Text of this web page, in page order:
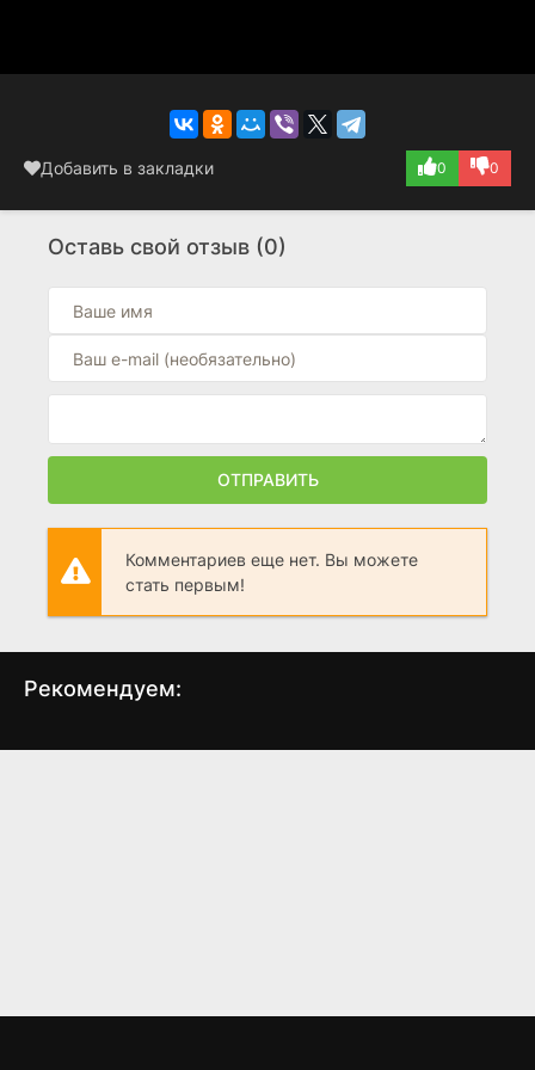
Добавить в закладки 0 0
Оставь свой отзыв (0)
ОТПРАВИТЬ
Комментариев еще нет. Вы можете
стать первым!
Рекомендуем:
Беглец Пирсон